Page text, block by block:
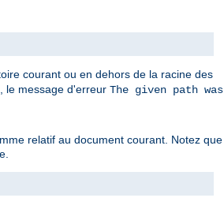
courant ou en dehors de la racine des
le message d'erreur The given path was
relatif au document courant. Notez que